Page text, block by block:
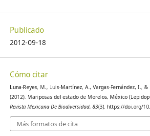
Publicado
2012-09-18
Cómo citar
Luna-Reyes, M., Luis-Martínez, A., Vargas-Fernández, I., &
(2012). Mariposas del estado de Morelos, México
Revista Mexicana De Biodiversidad, 83(3). https://doi.org/
Más formatos de cita